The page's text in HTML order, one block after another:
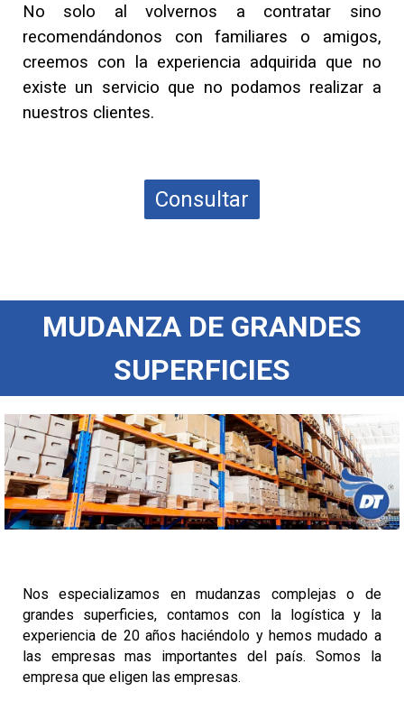
No solo al volvernos a contratar sino
recomendándonos con familiares o amigos,
creemos con la experiencia adquirida que no
existe un servicio que no podamos realizar a
nuestros clientes.
Consultar
MUDANZA DE GRANDES
SUPERFICIES
Nos especializamos en mudanzas complejas o de
grandes superficies, contamos con la logística y la
experiencia de 20 años haciéndolo y hemos mudado a
las empresas mas importantes del país. Somos la
empresa que eligen las empresas.